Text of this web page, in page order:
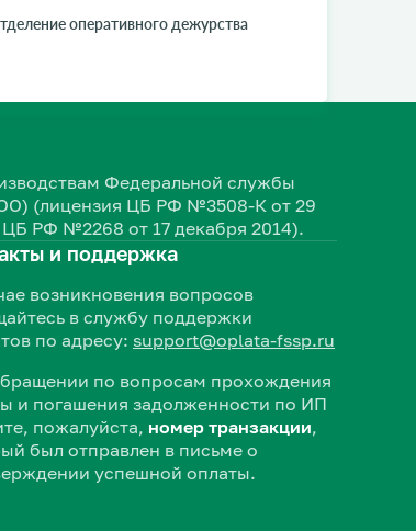
оперативного дежурства
Федеральной службы
(лицензия ЦБ РФ №3508-К от 29
РФ №2268 от 17 декабря 2014).
и поддержка
возникновения вопросов
в службу поддержки
по адресу: support@oplata-fssp.ru
по вопросам прохождения
и погашения задолженности по ИП
пожалуйста, номер транзакции,
был отправлен в письме о
успешной оплаты.